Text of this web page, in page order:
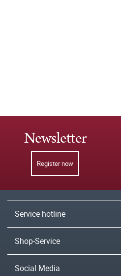
Newsletter
Register now
Service hotline
Shop-Service
Social Media